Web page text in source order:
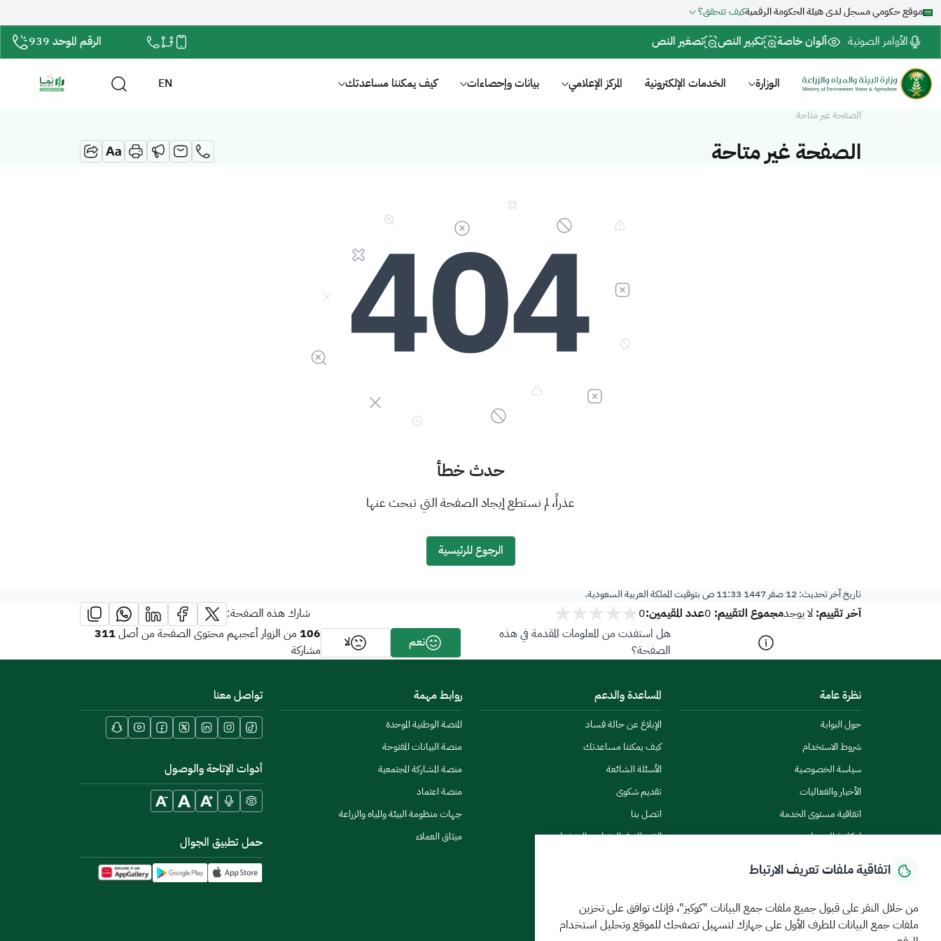
موقع حكومي مسجل لدى هيئة الحكومة الرقميةكيف تتحقق؟
الأوامر الصوتية ألوان خاصة تكبير النص تصغير النص الرقم الموحد 939
الوزارة الخدمات الإلكترونية المركز الإعلامي بيانات وإحصاءات كيف يمكننا مساعدتك EN
الصفحة غير متاحة
الصفحة غير متاحة
حدث خطأ
عذراً، لم نستطع إيجاد الصفحة التي تبحث عنها
الرجوع للرئيسية
تاريخ آخر تحديث:12 صفر 1447 11:33 ص بتوقيت المملكة العربية السعودية.
آخر تقييم:لا يوجدمجموع التقييم: 0عدد المقيمين:0
شارك هذه الصفحة:
هل استفدت من المعلومات المقدمة في هذه
الصفحة؟
نعم لا 106 من الزوار أعجبهم محتوى الصفحة من أصل311
مشاركة
نظرة عامة
حول البوابة
شروط الاستخدام
سياسة الخصوصية
الأخبار والفعاليات
اتفاقية مستوى الخدمة
إمكانية الوصول
المساعدة والدعم
الإبلاغ عن حالة فساد
كيف يمكننا مساعدتك
الأسئلة الشائعة
تقديم شكوى
اتصل بنا
الاشتراك في النشرات والتحذيرات
روابط مهمة
المنصة الوطنية الموحدة
منصة البيانات المفتوحة
منصة المشاركة المجتمعية
منصة اعتماد
جهات منظومة البيئة والمياه والزراعة
ميثاق العملاء
تواصل معنا
أدوات الإتاحة والوصول
حمل تطبيق الجوال
اتفاقية ملفات تعريف الارتباط
من خلال النقر على قبول جميع ملفات جمع البيانات "كوكيز"، فإنك توافق على تخزين
ملفات جمع البيانات للطرف الأول على جهازك لتسهيل تصفحك للموقع وتحليل استخدام